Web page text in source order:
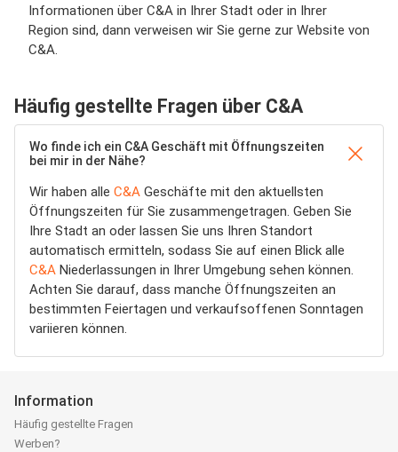
Informationen über C&A in Ihrer Stadt oder in Ihrer
Region sind, dann verweisen wir Sie gerne zur Website von
C&A.
Häufig gestellte Fragen über C&A
Wo finde ich ein C&A Geschäft mit Öffnungszeiten
bei mir in der Nähe?
Wir haben alle C&A Geschäfte mit den aktuellsten
Öffnungszeiten für Sie zusammengetragen. Geben Sie
Ihre Stadt an oder lassen Sie uns Ihren Standort
automatisch ermitteln, sodass Sie auf einen Blick alle
C&A Niederlassungen in Ihrer Umgebung sehen können.
Achten Sie darauf, dass manche Öffnungszeiten an
bestimmten Feiertagen und verkaufsoffenen Sonntagen
variieren können.
Information
Häufig gestellte Fragen
Werben?